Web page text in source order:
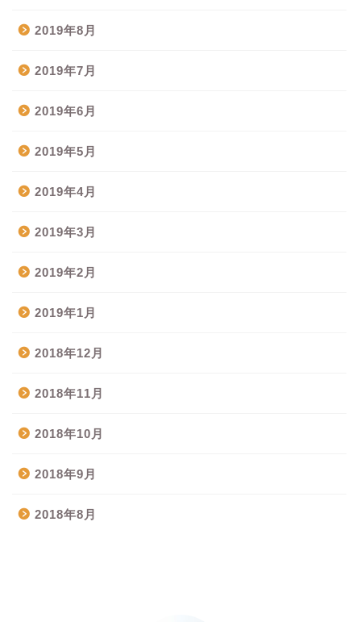
2019年8月
2019年7月
2019年6月
2019年5月
2019年4月
2019年3月
2019年2月
2019年1月
2018年12月
2018年11月
2018年10月
2018年9月
2018年8月